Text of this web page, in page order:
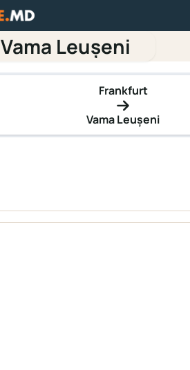
Vama Leușeni
Frankfurt
Vama Leușeni